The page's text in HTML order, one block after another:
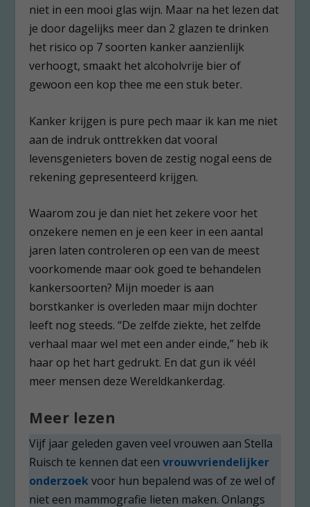
niet in een mooi glas wijn. Maar na het lezen dat
je door dagelijks meer dan 2 glazen te drinken
het risico op 7 soorten kanker aanzienlijk
verhoogt, smaakt het alcoholvrije bier of
gewoon een kop thee me een stuk beter.
Kanker krijgen is pure pech maar ik kan me niet
aan de indruk onttrekken dat vooral
levensgenieters boven de zestig nogal eens de
rekening gepresenteerd krijgen.
Waarom zou je dan niet het zekere voor het
onzekere nemen en je een keer in een aantal
jaren laten controleren op een van de meest
voorkomende maar ook goed te behandelen
kankersoorten? Mijn moeder is aan
borstkanker is overleden maar mijn dochter
leeft nog steeds. “De zelfde ziekte, het zelfde
verhaal maar wel met een ander einde,” heb ik
haar op het hart gedrukt. En dat gun ik véél
meer mensen deze Wereldkankerdag.
Meer lezen
Vijf jaar geleden gaven veel vrouwen aan Stella
Ruisch te kennen dat eenvrouwvriendelijker
onderzoekvoor hun bepalend was of ze wel of
niet een mammografie lieten maken. Onlangs